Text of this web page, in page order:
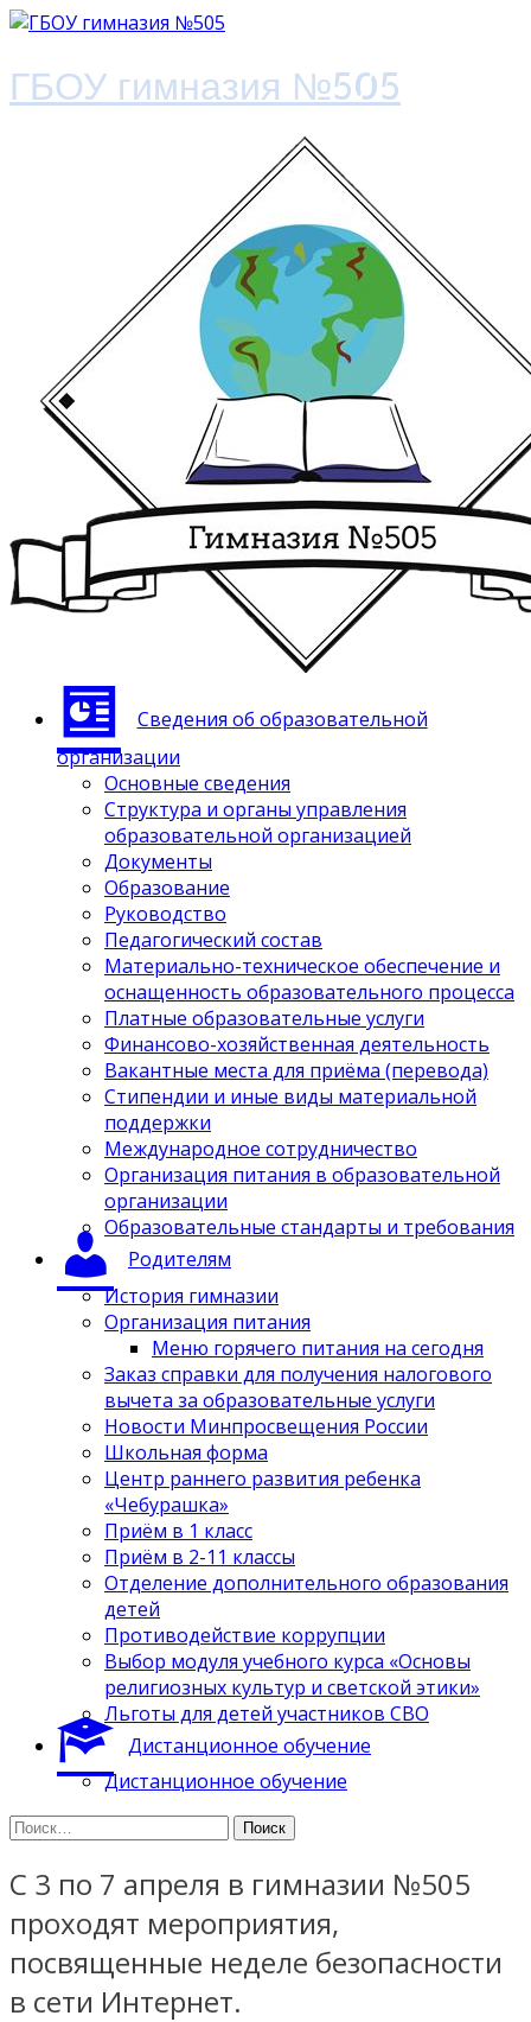
ГБОУ гимназия №505
Сведения об образовательной
организации
Основные сведения
Структура и органы управления
образовательной организацией
Документы
Образование
Руководство
Педагогический состав
Материально-техническое обеспечение и
оснащенность образовательного процесса
Платные образовательные услуги
Финансово-хозяйственная деятельность
Вакантные места для приёма (перевода)
Стипендии и иные виды материальной
поддержки
Международное сотрудничество
Организация питания в образовательной
организации
Образовательные стандарты и требования
Родителям
История гимназии
Организация питания
Меню горячего питания на сегодня
Заказ справки для получения налогового
вычета за образовательные услуги
Новости Минпросвещения России
Школьная форма
Центр раннего развития ребенка
«Чебурашка»
Приём в 1 класс
Приём в 2-11 классы
Отделение дополнительного образования
детей
Противодействие коррупции
Выбор модуля учебного курса «Основы
религиозных культур и светской этики»
Льготы для детей участников СВО
Дистанционное обучение
Дистанционное обучение
Найти:
С 3 по 7 апреля в гимназии №505
проходят мероприятия,
посвященные неделе безопасности
в сети Интернет.